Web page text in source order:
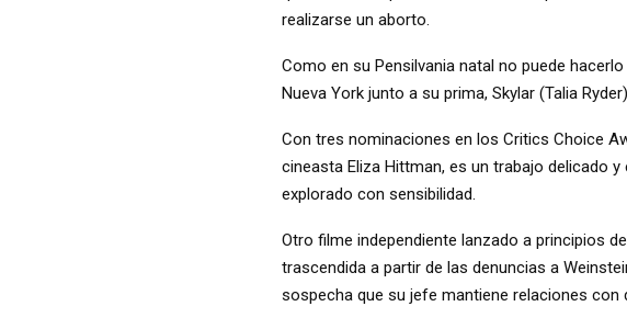
realizarse un aborto.
Como en su Pensilvania natal no puede
Nueva York junto a su prima, Skylar (Talia
Con tres nominaciones en los Critics Choice
cineasta Eliza Hittman, es un trabajo delicado
explorado con sensibilidad.
Otro filme independiente lanzado a principios
trascendida a partir de las denuncias a
sospecha que su jefe mantiene relaciones